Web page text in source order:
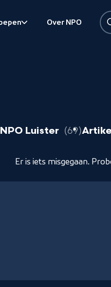
Over NPO
resultaten
NPO Luister 69
Er is iets misgegaan.